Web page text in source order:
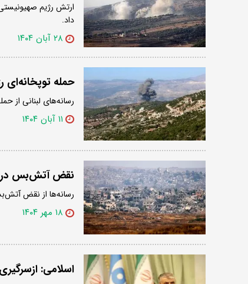
ارتش رژیم
داد.
۲۸ آبان ۱۴۰۴
حمله توپخانه‌ای
رسانه‌های لبنانی از
۱۱ آبان ۱۴۰۴
نقض آتش‌بس در
رسانه‌ها از نقض
۱۸ مهر ۱۴۰۴
اسلامی: